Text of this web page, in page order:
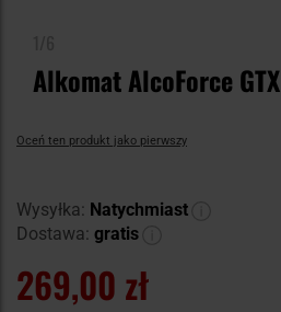
Alkomat AlcoForce GTX
Oceń ten produkt jako pierwszy
Wysyłka: Natychmiast
Dostawa: gratis
269,00 zł